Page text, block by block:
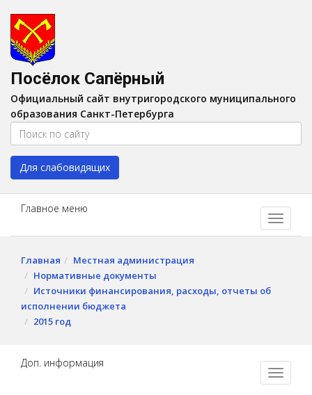
Изображения:
Цвет:A A
Посёлок Сапёрный
Официальный сайт внутригородского муниципального
образования Санкт-Петербурга
Для слабовидящих
Главное меню
Главная
Местная администрация
Нормативные документы
Источники финансирования, расходы, отчеты об
исполнении бюджета
2015 год
Доп. информация